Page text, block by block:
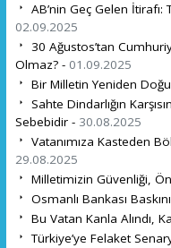
AB’nin Geç Gelen İtirafı:
02.09.2025
30 Ağustos’tan
Olmaz? - 01.09.2025
Bir Milletin Yeniden
Sahte Dindarlığın
Sebebidir - 30.08.2025
Vatanımıza Kasteden
29.08.2025
Milletimizin Güvenliği,
Osmanlı Bankası
Bu Vatan Kanla Alındı,
Türkiye’ye Felaket